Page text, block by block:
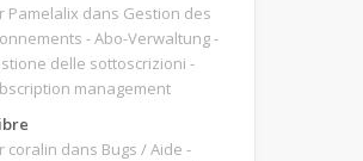
Pamelalix dans Gestion des
- Abo-Verwaltung -
delle sottoscrizioni -
management
coralin dans Bugs / Aide -